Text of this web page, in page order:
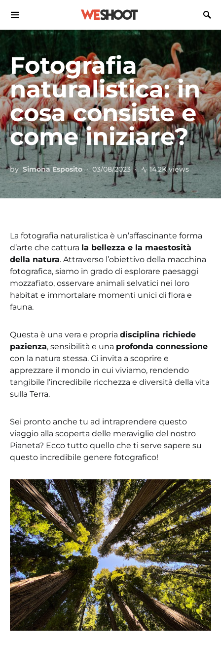
Search for:
Fotografia
naturalistica: in
cosa consiste e
come iniziare?
by Simona Esposito 03/08/2023 14,2K views
La fotografia naturalistica è un’affascinante forma
d’arte che cattura la bellezza e la maestosità
della natura. Attraverso l’obiettivo della macchina
fotografica, siamo in grado di esplorare paesaggi
mozzafiato, osservare animali selvatici nei loro
habitat e immortalare momenti unici di flora e
fauna.
Questa è una vera e propria disciplina richiede
pazienza, sensibilità e una profonda connessione
con la natura stessa. Ci invita a scoprire e
apprezzare il mondo in cui viviamo, rendendo
tangibile l’incredibile ricchezza e diversità della vita
sulla Terra.
Sei pronto anche tu ad intraprendere questo
viaggio alla scoperta delle meraviglie del nostro
Pianeta? Ecco tutto quello che ti serve sapere su
questo incredibile genere fotografico!